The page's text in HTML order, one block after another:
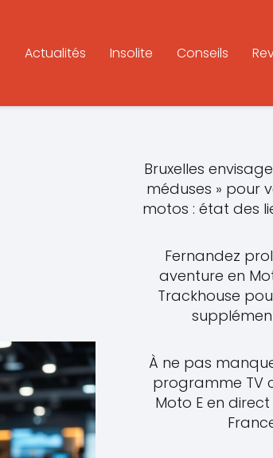
Actualités Insolite Conseils
Bruxelles
méduses » pour
motos : état des
Fernandez
aventure en
Trackhouse
À ne pas
programme TV
Moto E en